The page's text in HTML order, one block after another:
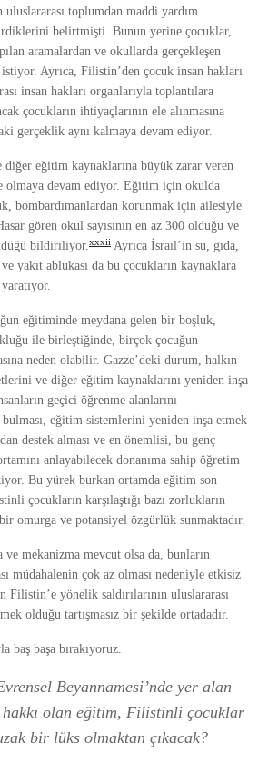
toplumdan maddi yardım
belirtmişti. Bunun yerine çocuklar,
aramalardan ve okullarda gerçekleşen
Ayrıca, Filistin’den çocuk insan hakları
insan hakları organlarıyla toplantılara
çocukların ihtiyaçlarının ele alınmasına
gerçeklik aynı kalmaya devam ediyor.
diğer eğitim kaynaklarına büyük zarar veren
olmaya devam ediyor. Eğitim için okulda
bombardımanlardan korunmak için ailesiyle
gören okul sayısının en az 300 olduğu ve
bildiriliyor.xxxii Ayrıca İsrail’in su, gıda,
yakıt ablukası da bu çocukların kaynaklara
eğitiminde meydana gelen bir boşluk,
ile birleştiğinde, birçok çocuğun
neden olabilir. Gazze’deki durum, halkın
ve diğer eğitim kaynaklarını yeniden inşa
geçici öğrenme alanlarını
bulması, eğitim sistemlerini yeniden inşa etmek
destek alması ve en önemlisi, bu genç
anlayabilecek donanıma sahip öğretim
Bu yürek burkan ortamda eğitim son
çocukların karşılaştığı bazı zorlukların
omurga ve potansiyel özgürlük sunmaktadır.
ve mekanizma mevcut olsa da, bunların
müdahalenin çok az olması nedeniyle etkisiz
yönelik saldırılarının uluslararası
olduğu tartışmasız bir şekilde ortadadır.
baş başa bırakıyoruz.
Beyannamesi’nde yer alan
olan eğitim, Filistinli çocuklar
bir lüks olmaktan çıkacak?